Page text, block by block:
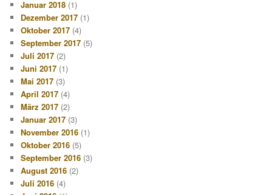
Januar 2018 (1)
Dezember 2017 (1)
Oktober 2017 (4)
September 2017 (5)
Juli 2017 (2)
Juni 2017 (1)
Mai 2017 (3)
April 2017 (4)
März 2017 (2)
Januar 2017 (3)
November 2016 (1)
Oktober 2016 (5)
September 2016 (3)
August 2016 (2)
Juli 2016 (4)